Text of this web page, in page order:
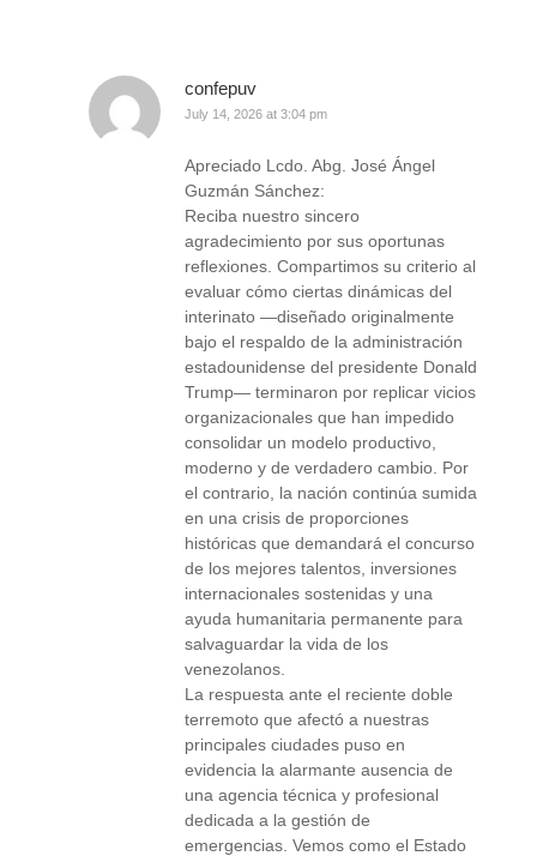
confepuv
July 14, 2026 at 3:04 pm
Apreciado Lcdo. Abg. José Ángel
Guzmán Sánchez:
Reciba nuestro sincero
agradecimiento por sus oportunas
reflexiones. Compartimos su criterio al
evaluar cómo ciertas dinámicas del
interinato —diseñado originalmente
bajo el respaldo de la administración
estadounidense del presidente Donald
Trump— terminaron por replicar vicios
organizacionales que han impedido
consolidar un modelo productivo,
moderno y de verdadero cambio. Por
el contrario, la nación continúa sumida
en una crisis de proporciones
históricas que demandará el concurso
de los mejores talentos, inversiones
internacionales sostenidas y una
ayuda humanitaria permanente para
salvaguardar la vida de los
venezolanos.
La respuesta ante el reciente doble
terremoto que afectó a nuestras
principales ciudades puso en
evidencia la alarmante ausencia de
una agencia técnica y profesional
dedicada a la gestión de
emergencias. Vemos como el Estado